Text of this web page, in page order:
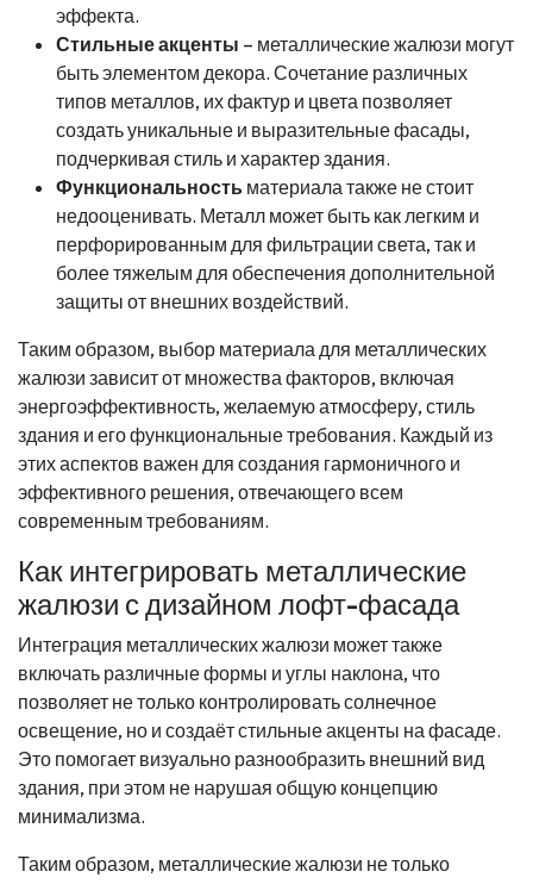
эффекта.
Стильные акценты – металлические жалюзи могут
быть элементом декора. Сочетание различных
типов металлов, их фактур и цвета позволяет
создать уникальные и выразительные фасады,
подчеркивая стиль и характер здания.
Функциональность материала также не стоит
недооценивать. Металл может быть как легким и
перфорированным для фильтрации света, так и
более тяжелым для обеспечения дополнительной
защиты от внешних воздействий.
Таким образом, выбор материала для металлических
жалюзи зависит от множества факторов, включая
энергоэффективность, желаемую атмосферу, стиль
здания и его функциональные требования. Каждый из
этих аспектов важен для создания гармоничного и
эффективного решения, отвечающего всем
современным требованиям.
Как интегрировать металлические
жалюзи с дизайном лофт-фасада
Интеграция металлических жалюзи может также
включать различные формы и углы наклона, что
позволяет не только контролировать солнечное
освещение, но и создаёт стильные акценты на фасаде.
Это помогает визуально разнообразить внешний вид
здания, при этом не нарушая общую концепцию
минимализма.
Таким образом, металлические жалюзи не только